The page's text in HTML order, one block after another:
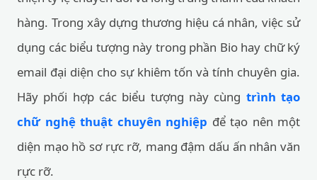
hàng. Trong xây dựng thương hiệu cá nhân, việc sử
dụng các biểu tượng này trong phần Bio hay chữ ký
email đại diện cho sự khiêm tốn và tính chuyên gia.
Hãy phối hợp các biểu tượng này cùng trình tạo
chữ nghệ thuật chuyên nghiệp để tạo nên một
diện mạo hồ sơ rực rỡ, mang đậm dấu ấn nhân văn
rực rỡ.